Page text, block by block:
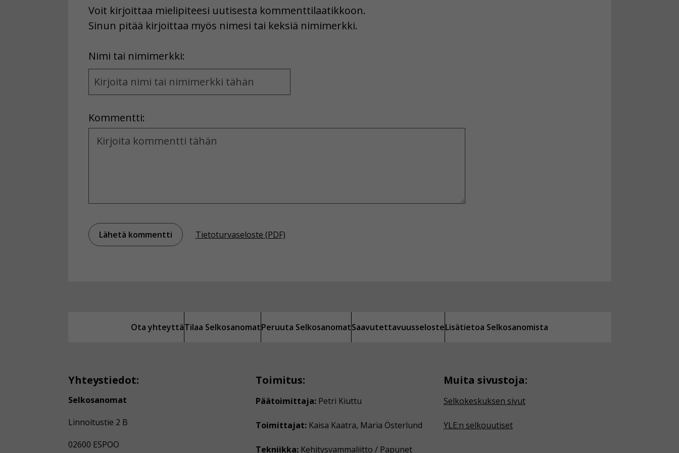
Voit kirjoittaa mielipiteesi uutisesta kommenttilaatikkoon.
Sinun pitää kirjoittaa myös nimesi tai keksiä nimimerkki.
Nimi tai nimimerkki:
Name
and
Kommentti:
Kommentti
Tietoturvaseloste (PDF)
Ota yhteyttäTilaa SelkosanomatPeruuta SelkosanomatSaavutettavuusselosteLisätietoa Selkosanomista
Yhteystiedot:
Selkosanomat
Linnoitustie 2 B
02600 ESPOO
Toimitus:
Päätoimittaja: Petri Kiuttu
Toimittajat: Kaisa Kaatra, Maria Österlund
Tekniikka: Kehitysvammaliitto / Papunet
Muita sivustoja:
Selkokeskuksen sivut
YLE:n selkouutiset